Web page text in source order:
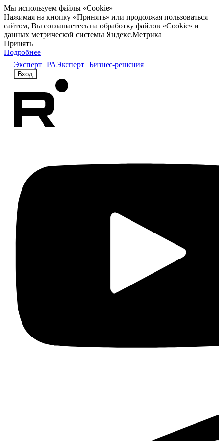
Мы используем файлы «Cookie»
Нажимая на кнопку «Принять» или продолжая пользоваться
сайтом, Вы соглашаетесь на обработку файлов «Cookie» и
данных метрической системы Яндекс.Метрика
Принять
Подробнее
Эксперт | РАЭксперт | Бизнес-решения
Вход